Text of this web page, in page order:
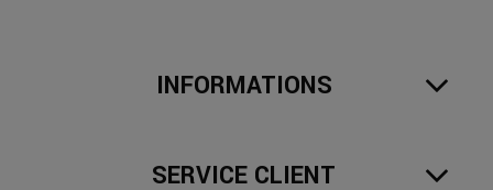
INFORMATIONS
SERVICE CLIENT